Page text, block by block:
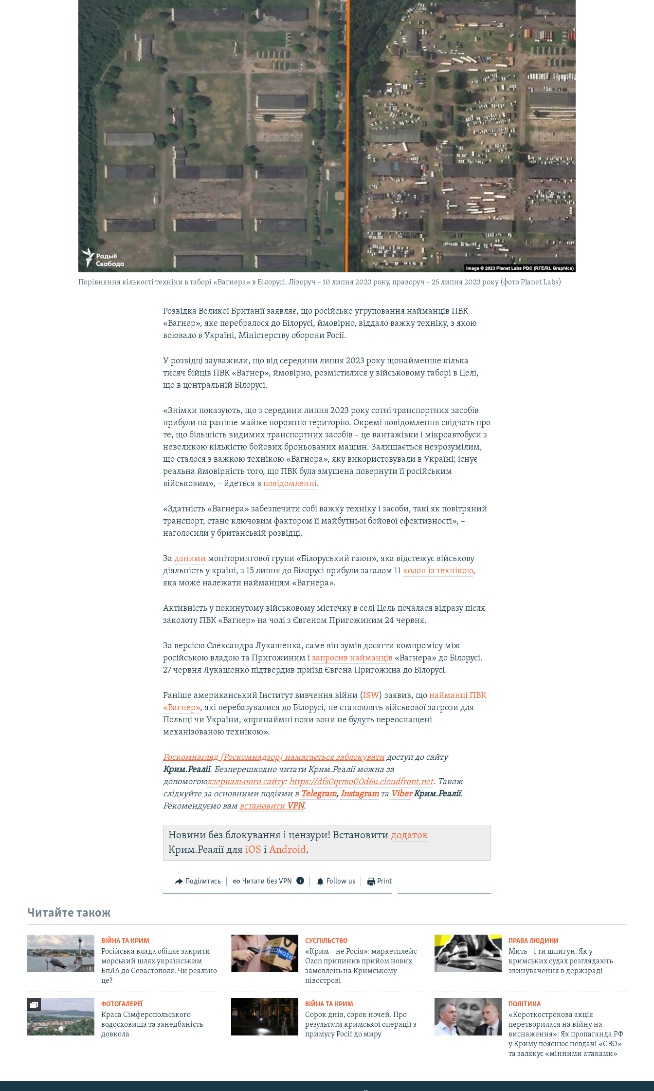
УКРАЇНСЬКА ПРОБЛЕМА КРИМУ
Русский
Порівняння кількості техніки в таборі «Вагнера» в Білорусі. Ліворуч – 10 липня 2023 року, праворуч – 25 липня 2023 року (фото Planet Labs)
Розвідка Великої Британії заявляє, що російське угруповання найманців ПВК
«Вагнер», яке перебралося до Білорусі, ймовірно, віддало важку техніку, з якою
воювало в Україні, Міністерству оборони Росії.
У розвідці зауважили, що від середини липня 2023 року щонайменше кілька
тисяч бійців ПВК «Вагнер», ймовірно, розмістилися у військовому таборі в Целі,
що в центральній Білорусі.
«Знімки показують, що з середини липня 2023 року сотні транспортних засобів
прибули на раніше майже порожню територію. Окремі повідомлення свідчать про
те, що більшість видимих транспортних засобів – це вантажівки і мікроавтобуси з
невеликою кількістю бойових броньованих машин. Залишається незрозумілим,
що сталося з важкою технікою «Вагнера», яку використовували в Україні; існує
реальна ймовірність того, що ПВК була змушена повернути її російським
військовим», – йдеться вповідомленні.
«Здатність «Вагнера» забезпечити собі важку техніку і засоби, такі як повітряний
транспорт, стане ключовим фактором її майбутньої бойової ефективності», –
наголосили у британській розвідці.
Заданими моніторингової групи «Білоруський гаюн», яка відстежує військову
діяльність у країні, з 15 липня до Білорусі прибули загалом 11колон із технікою,
яка може належати найманцям «Вагнера».
Активність у покинутому військовому містечку в селі Цель почалася відразу після
заколоту ПВК «Вагнер» на чолі з Євгеном Пригожиним 24 червня.
За версією Олександра Лукашенка, саме він зумів досягти компромісу між
російською владою та Пригожиним ізапросив найманців «Вагнера» до Білорусі.
27 червня Лукашенко підтвердив приїзд Євгена Пригожина до Білорусі.
Раніше американський Інститут вивчення війни (ISW) заявив, щонайманці ПВК
«Вагнер», які перебазувалися до Білорусі, не становлять військової загрози для
Польщі чи України, «принаймні поки вони не будуть переоснащені
механізованою технікою».
Роскомнагляд (Роскомнадзор) намагається заблокуватидоступ до сайту
Крим.Реалії. Безперешкодно читати Крим.Реалії можна за
допомогоюдзеркального сайту: https://dfs0qrmo00d6u.cloudfront.net. Також
слідкуйте за основними подіями в Telegram, Instagramта Viber Крим.Реалії.
Рекомендуємо вам встановити VPN.
Новини без блокування і цензури! Встановитидодаток
Крим.Реалії дляiOS іAndroid.
Поділитись Читати без VPN Follow us Print
Читайте також
ВІЙНА ТА КРИМ
Російська влада обіцяє закрити
морський шлях українським
БпЛА до Севастополя. Чи реально
це?
СУСПІЛЬСТВО
«Крим – не Росія»: маркетплейс
Ozon припинив прийом нових
замовлень на Кримському
півострові
ПРАВА ЛЮДИНИ
Мить – і ти шпигун. Як у
кримських судах розглядають
звинувачення в держзраді
ФОТОГАЛЕРЕЇ
Краса Сімферопольського
водосховища та занедбаність
довкола
ВІЙНА ТА КРИМ
Сорок днів, сорок ночей. Про
результати кримської операції з
примусу Росії до миру
ПОЛІТИКА
«Короткострокова акція
перетворилася на війну на
виснаження»: Як пропаганда РФ
у Криму пояснює невдачі «СВО»
та залякує «мінними атаками»